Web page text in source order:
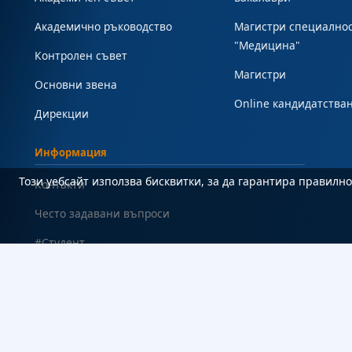
Академично ръководство
Контролен съвет
Основни звена
Дирекции
Магистри
"Медицина"
Магистри
Online
Информация
Контакти
Често задавани въпроси
#Студент
Този уебсайт използва бисквитки, за да гарантира